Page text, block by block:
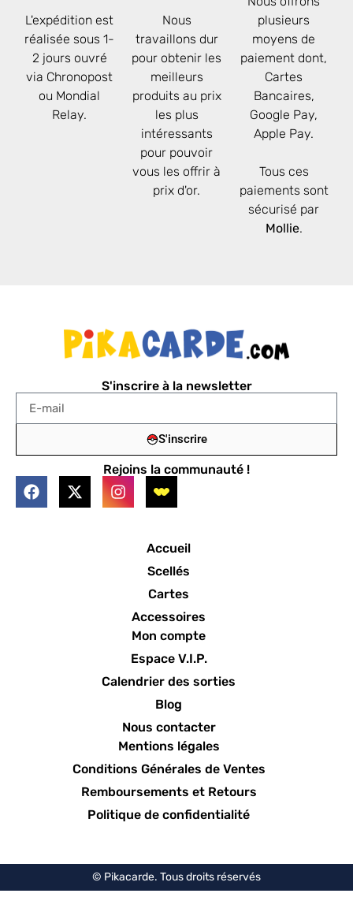
L'expédition est
réalisée sous 1-
2 jours ouvré
via Chronopost
ou Mondial
Relay.
plusieurs
moyens de
paiement dont,
Cartes
Bancaires,
Google Pay,
Apple Pay.
Tous ces
paiements sont
sécurisé par
Mollie.
Nous
travaillons dur
pour obtenir les
meilleurs
produits au prix
les plus
intéressants
pour pouvoir
vous les offrir à
prix d'or.
Accueil
Scellés
Cartes
Accessoires
Mon compte
Espace V.I.P.
Calendrier des sorties
Blog
Nous contacter
Mentions légales
Conditions Générales de Ventes
Remboursements et Retours
Politique de confidentialité
S'inscrire à la newsletter
S'inscrire
Rejoins la communauté !
© Pikacarde. Tous droits réservés